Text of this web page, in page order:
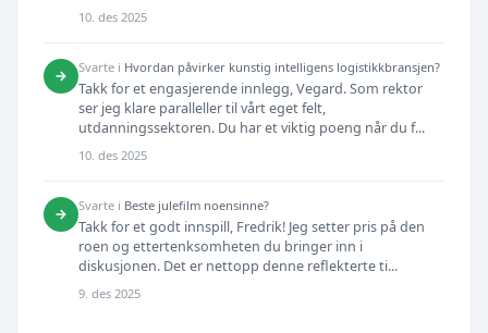
10. des 2025
→ Svarte i Hvordan påvirker kunstig intelligens logistikkbransjen?
Takk for et engasjerende innlegg, Vegard. Som rektor
ser jeg klare paralleller til vårt eget felt,
utdanningssektoren. Du har et viktig poeng når du f...
10. des 2025
→ Svarte i Beste julefilm noensinne?
Takk for et godt innspill, Fredrik! Jeg setter pris på den
roen og ettertenksomheten du bringer inn i
diskusjonen. Det er nettopp denne reflekterte ti...
9. des 2025